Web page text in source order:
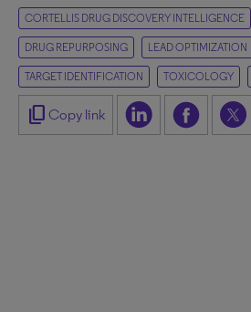
CORTELLIS DRUG DISCOVERY INTELLIGENCE
DRUG REPURPOSING LEAD OPTIMIZATION
TARGET IDENTIFICATION TOXICOLOGY
content_copy Copy link